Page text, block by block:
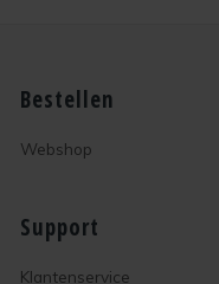
Bestellen
Webshop
Support
Klantenservice